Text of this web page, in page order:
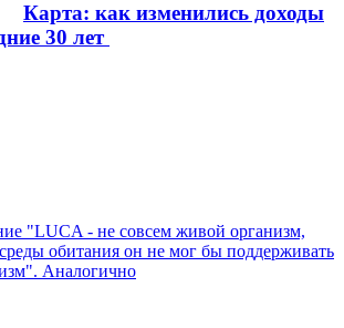
Карта: как изменились доходы
30 лет
"LUCA - не совсем живой организм,
обитания он не мог бы поддерживать
Аналогично